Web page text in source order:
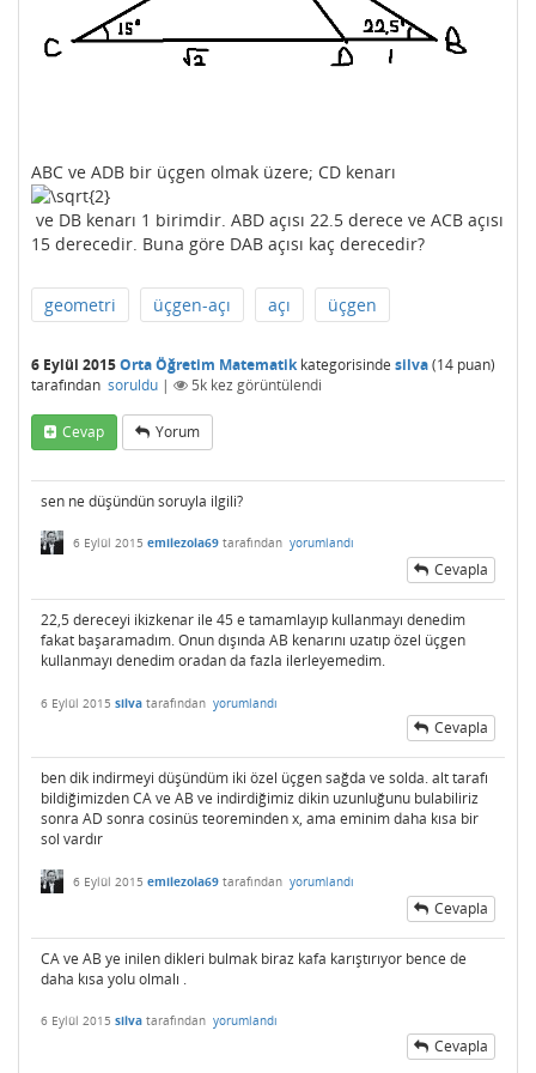
ABC ve ADB bir üçgen olmak üzere; CD kenarı
ve DB kenarı 1 birimdir. ABD açısı 22.5 derece ve ACB açısı
15 derecedir. Buna göre DAB açısı kaç derecedir?
geometri üçgen-açı açı üçgen
6 Eylül 2015Orta Öğretim Matematikkategorisinde silva(14 puan)
tarafından soruldu | 5k kez görüntülendi
Cevap Yorum
sen ne düşündün soruyla ilgili?
6 Eylül 2015 emilezola69 tarafından yorumlandı
Cevapla
22,5 dereceyi ikizkenar ile 45 e tamamlayıp kullanmayı denedim
fakat başaramadım. Onun dışında AB kenarını uzatıp özel üçgen
kullanmayı denedim oradan da fazla ilerleyemedim.
6 Eylül 2015 silva tarafından yorumlandı
Cevapla
ben dik indirmeyi düşündüm iki özel üçgen sağda ve solda. alt tarafı
bildiğimizden CA ve AB ve indirdiğimiz dikin uzunluğunu bulabiliriz
sonra AD sonra cosinüs teoreminden x, ama eminim daha kısa bir
sol vardır
6 Eylül 2015 emilezola69 tarafından yorumlandı
Cevapla
CA ve AB ye inilen dikleri bulmak biraz kafa karıştırıyor bence de
daha kısa yolu olmalı .
6 Eylül 2015 silva tarafından yorumlandı
Cevapla